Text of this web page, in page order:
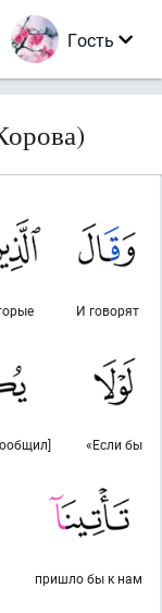
Гость
И говорят
«Если бы
пришло бы к нам